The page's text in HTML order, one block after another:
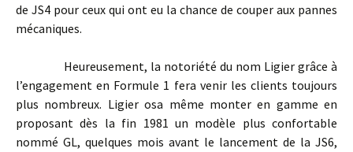
de JS4 pour ceux qui ont eu la chance de couper aux pannes
mécaniques.
Heureusement, la notoriété du nom Ligier grâce à
l’engagement en Formule 1 fera venir les clients toujours
plus nombreux. Ligier osa même monter en gamme en
proposant dès la fin 1981 un modèle plus confortable
nommé GL, quelques mois avant le lancement de la JS6,